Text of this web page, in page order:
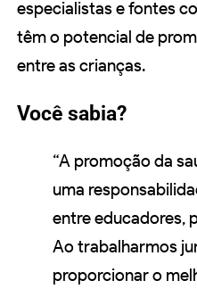
especialistas e fontes
têm o potencial de
entre as crianças.
Você sabia?
“A promoção da
uma
entre educadores,
Ao trabalharmos
proporcionar o